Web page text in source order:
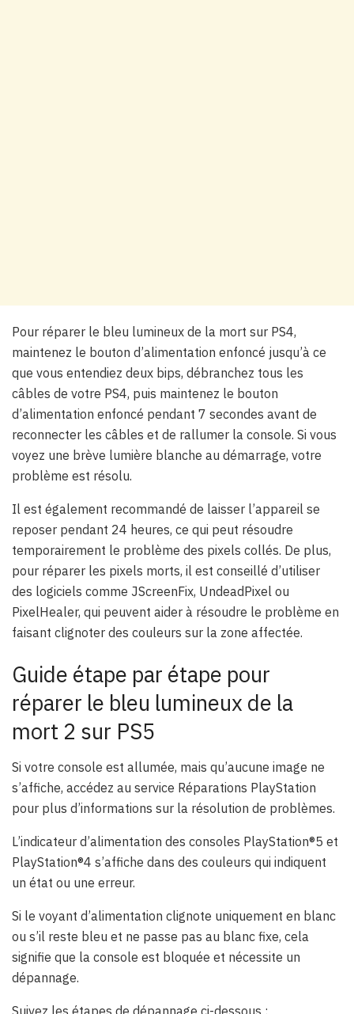
Pour réparer le bleu lumineux de la mort sur PS4,
maintenez le bouton d’alimentation enfoncé jusqu’à ce
que vous entendiez deux bips, débranchez tous les
câbles de votre PS4, puis maintenez le bouton
d’alimentation enfoncé pendant 7 secondes avant de
reconnecter les câbles et de rallumer la console. Si vous
voyez une brève lumière blanche au démarrage, votre
problème est résolu.
Il est également recommandé de laisser l’appareil se
reposer pendant 24 heures, ce qui peut résoudre
temporairement le problème des pixels collés. De plus,
pour réparer les pixels morts, il est conseillé d’utiliser
des logiciels comme JScreenFix, UndeadPixel ou
PixelHealer, qui peuvent aider à résoudre le problème en
faisant clignoter des couleurs sur la zone affectée.
Guide étape par étape pour
réparer le bleu lumineux de la
mort 2 sur PS5
Si votre console est allumée, mais qu’aucune image ne
s’affiche, accédez au service Réparations PlayStation
pour plus d’informations sur la résolution de problèmes.
L’indicateur d’alimentation des consoles PlayStation®5 et
PlayStation®4 s’affiche dans des couleurs qui indiquent
un état ou une erreur.
Si le voyant d’alimentation clignote uniquement en blanc
ou s’il reste bleu et ne passe pas au blanc fixe, cela
signifie que la console est bloquée et nécessite un
dépannage.
Suivez les étapes de dépannage ci-dessous :